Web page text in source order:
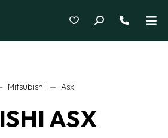
Mitsubishi Asx
ASX